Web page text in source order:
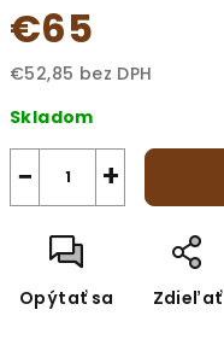
€65
€52,85 bez DPH
cena:
Skladom
+
−
Opýtať sa Zdieľať